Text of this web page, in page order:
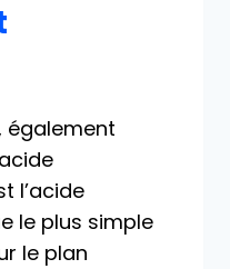
également
l’acide
le plus simple
le plan